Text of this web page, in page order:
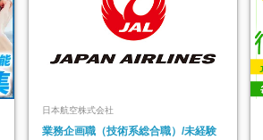
日本航空株式会社
業務企画職（技術系総合職）/未経験